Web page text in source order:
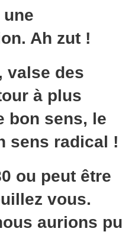
une
Ah zut !
valse des
à plus
bon sens, le
sens radical !
ou peut être
vous.
aurions pu